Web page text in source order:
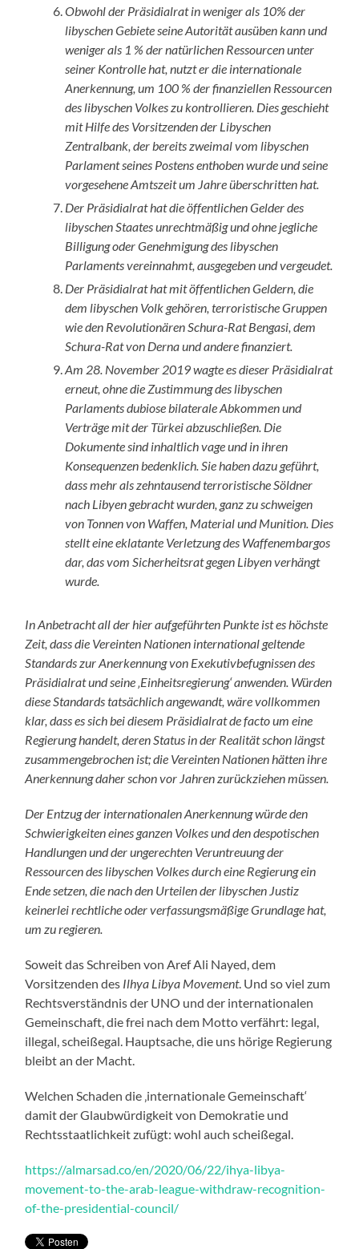
Obwohl der Präsidialrat in weniger als 10% der
libyschen Gebiete seine Autorität ausüben kann und
weniger als 1 % der natürlichen Ressourcen unter
seiner Kontrolle hat, nutzt er die internationale
Anerkennung, um 100 % der finanziellen Ressourcen
des libyschen Volkes zu kontrollieren. Dies geschieht
mit Hilfe des Vorsitzenden der Libyschen
Zentralbank, der bereits zweimal vom libyschen
Parlament seines Postens enthoben wurde und seine
vorgesehene Amtszeit um Jahre überschritten hat.
Der Präsidialrat hat die öffentlichen Gelder des
libyschen Staates unrechtmäßig und ohne jegliche
Billigung oder Genehmigung des libyschen
Parlaments vereinnahmt, ausgegeben und vergeudet.
Der Präsidialrat hat mit öffentlichen Geldern, die
dem libyschen Volk gehören, terroristische Gruppen
wie den Revolutionären Schura-Rat Bengasi, dem
Schura-Rat von Derna und andere finanziert.
Am 28. November 2019 wagte es dieser Präsidialrat
erneut, ohne die Zustimmung des libyschen
Parlaments dubiose bilaterale Abkommen und
Verträge mit der Türkei abzuschließen. Die
Dokumente sind inhaltlich vage und in ihren
Konsequenzen bedenklich. Sie haben dazu geführt,
dass mehr als zehntausend terroristische Söldner
nach Libyen gebracht wurden, ganz zu schweigen
von Tonnen von Waffen, Material und Munition. Dies
stellt eine eklatante Verletzung des Waffenembargos
dar, das vom Sicherheitsrat gegen Libyen verhängt
wurde.
In Anbetracht all der hier aufgeführten Punkte ist es höchste
Zeit, dass die Vereinten Nationen international geltende
Standards zur Anerkennung von Exekutivbefugnissen des
Präsidialrat und seine ‚Einheitsregierung‘ anwenden. Würden
diese Standards tatsächlich angewandt, wäre vollkommen
klar, dass es sich bei diesem Präsidialrat de facto um eine
Regierung handelt, deren Status in der Realität schon längst
zusammengebrochen ist; die Vereinten Nationen hätten ihre
Anerkennung daher schon vor Jahren zurückziehen müssen.
Der Entzug der internationalen Anerkennung würde den
Schwierigkeiten eines ganzen Volkes und den despotischen
Handlungen und der ungerechten Veruntreuung der
Ressourcen des libyschen Volkes durch eine Regierung ein
Ende setzen, die nach den Urteilen der libyschen Justiz
keinerlei rechtliche oder verfassungsmäßige Grundlage hat,
um zu regieren.
Soweit das Schreiben von Aref Ali Nayed, dem
Vorsitzenden des Ilhya Libya Movement. Und so viel zum
Rechtsverständnis der UNO und der internationalen
Gemeinschaft, die frei nach dem Motto verfährt: legal,
illegal, scheißegal. Hauptsache, die uns hörige Regierung
bleibt an der Macht.
Welchen Schaden die ‚internationale Gemeinschaft‘
damit der Glaubwürdigkeit von Demokratie und
Rechtsstaatlichkeit zufügt: wohl auch scheißegal.
https://almarsad.co/en/2020/06/22/ihya-libya-
movement-to-the-arab-league-withdraw-recognition-
of-the-presidential-council/